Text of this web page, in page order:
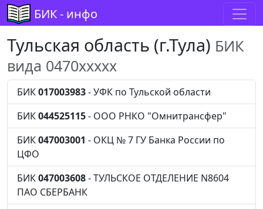
БИК - инфо
Тульская область (г.Тула) БИК
вида 0470xxxxx
БИК017003983- УФК по Тульской области
БИК044525115- ООО РНКО "Омнитрансфер"
БИК047003001 - ОКЦ № 7 ГУ Банка России по
ЦФО
БИК047003608- ТУЛЬСКОЕ ОТДЕЛЕНИЕ N8604
ПАО СБЕРБАНК